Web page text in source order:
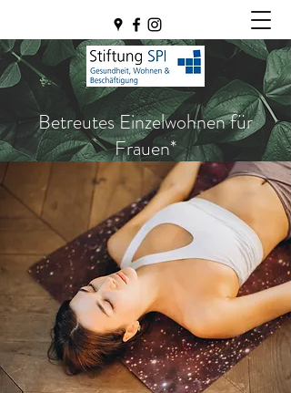
Betreutes Einzelwohnen für
Frauen*